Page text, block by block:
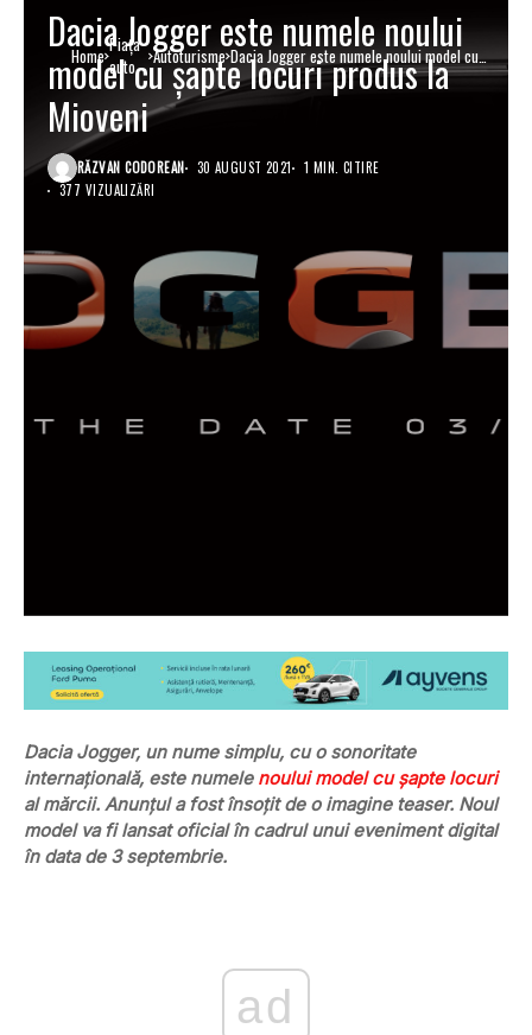
Home Piaţa
auto
Autoturisme Dacia Jogger este numele noului model cu
șapte locuri produs la Mioveni
Dacia Jogger este numele noului
model cu șapte locuri produs la
Mioveni
RĂZVAN CODOREAN 30 AUGUST 2021
1 MIN. CITIRE
377 VIZUALIZĂRI
Dacia Jogger, un nume simplu, cu o sonoritate
internațională, este numele noului model cu șapte locuri
al mărcii. Anunțul a fost însoțit de o imagine teaser. Noul
model va fi lansat oficial în cadrul unui eveniment digital
în data de 3 septembrie.
ad